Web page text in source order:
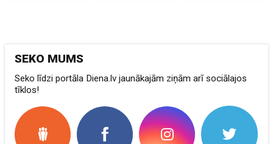
SEKO MUMS
Seko līdzi portāla Diena.lv jaunākajām ziņām arī sociālajos
tīklos!